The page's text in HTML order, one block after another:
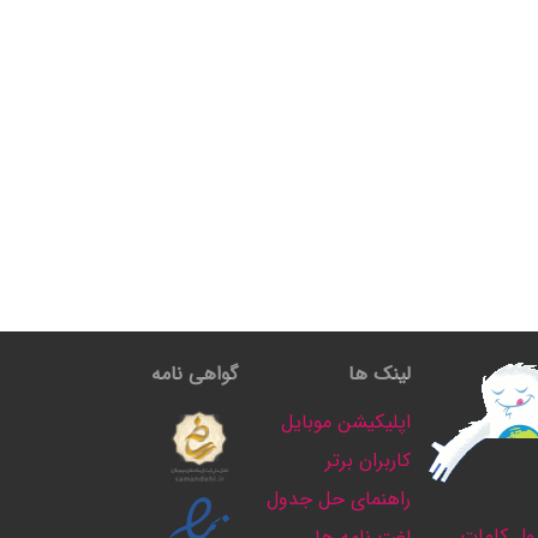
لینک ها
اپلیکیشن موبایل
کاربران برتر
راهنمای حل جدول
گواهی نامه